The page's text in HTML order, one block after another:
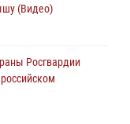
(Видео)
Росгвардии